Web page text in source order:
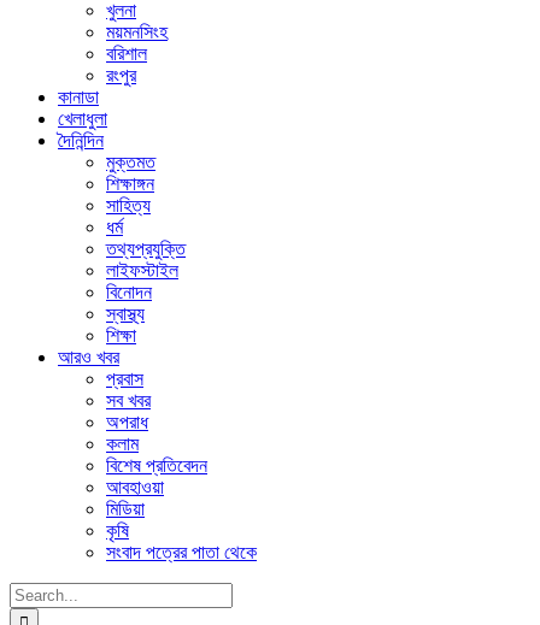
খুলনা
ময়মনসিংহ
বরিশাল
রংপুর
কানাডা
খেলাধুলা
দৈনিন্দিন
মুক্তমত
শিক্ষাঙ্গন
সাহিত্য
ধর্ম
তথ্যপ্রযুক্তি
লাইফস্টাইল
বিনোদন
স্বাস্থ্য
শিক্ষা
আরও খবর
প্রবাস
সব খবর
অপরাধ
কলাম
বিশেষ প্রতিবেদন
আবহাওয়া
মিডিয়া
কৃষি
সংবাদ পত্রের পাতা থেকে
Search
for: